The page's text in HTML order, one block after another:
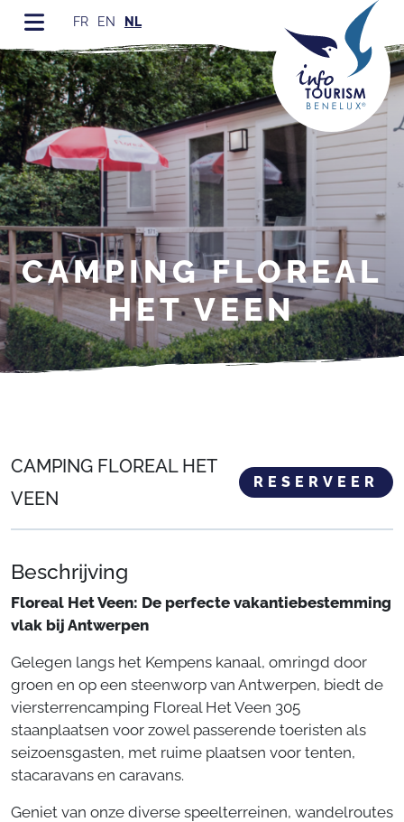
FR EN NL
CAMPING FLOREAL
HET VEEN
CAMPING FLOREAL HET
VEEN
RESERVEER
Beschrijving
Floreal Het Veen: De perfecte vakantiebestemming
vlak bij Antwerpen
Gelegen langs het Kempens kanaal, omringd door
groen en op een steenworp van Antwerpen, biedt de
viersterrencamping Floreal Het Veen 305
staanplaatsen voor zowel passerende toeristen als
seizoensgasten, met ruime plaatsen voor tenten,
stacaravans en caravans.
Geniet van onze diverse speelterreinen, wandelroutes